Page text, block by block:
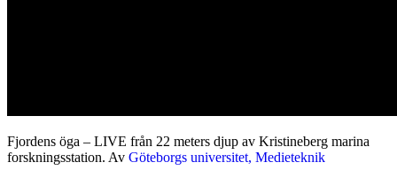
Fjordens öga – LIVE från 22 meters djup av Kristineberg marina
forskningsstation. Av Göteborgs universitet, Medieteknik